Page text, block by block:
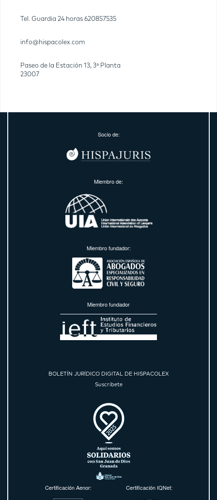
Tel. Guardia 24 horas 620857535
info@hispacolex.com
Paseo de la Estación 13, 3ª Planta
23007
Socio de:
Miembro de:
Miembro fundador:
Miembro fundador
BOLETÍN JURÍDICO DIGITAL DE HISPACOLEX
Suscríbete
Certificación Aenor: Certificación IQNet: